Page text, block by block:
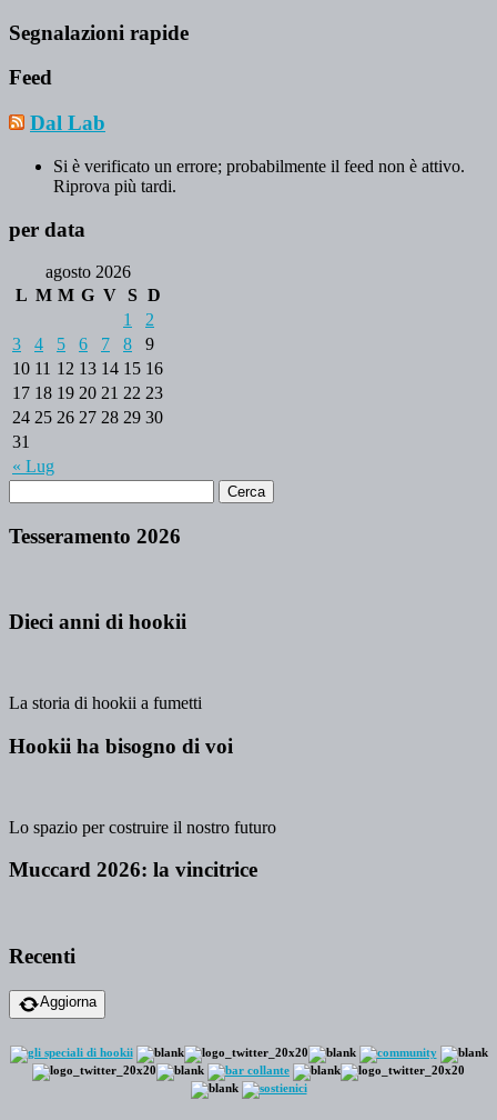
Segnalazioni rapide
Feed
Dal Lab
Si è verificato un errore; probabilmente il feed non è attivo.
Riprova più tardi.
per data
agosto 2026
L M M G V S D
« Lug
1
2
3
4 5 6 7 8
9
10 11 12 13 14 15 16
17 18 19 20 21 22 23
24 25 26 27 28 29 30
31
Tesseramento 2026
Dieci anni di hookii
La storia di hookii a fumetti
Hookii ha bisogno di voi
Lo spazio per costruire il nostro futuro
Muccard 2026: la vincitrice
Recenti
Aggiorna